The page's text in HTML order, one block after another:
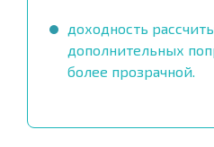
доходность
дополнительных
более прозрачной.